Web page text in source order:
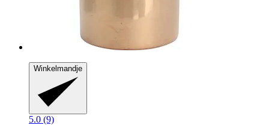
Winkelmandje
5.0 (9)